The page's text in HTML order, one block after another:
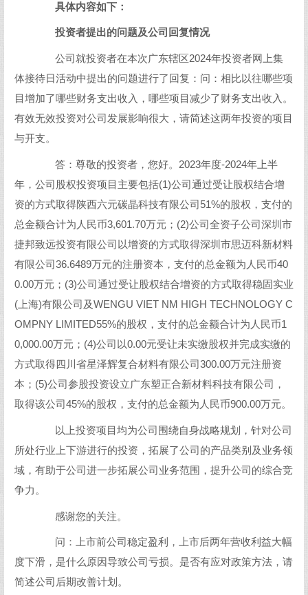
具体内容如下：
投资者提出的问题及公司回复情况
公司就投资者在本次广东辖区2024年投资者网上集
体接待日活动中提出的问题进行了回复：问：相比以往哪些项
目增加了哪些财务支出收入，哪些项目减少了财务支出收入。
有效无效投资对公司发展影响很大，请简述这两年投资的项目
与开支。
答：尊敬的投资者，您好。2023年度-2024年上半
年，公司股权投资项目主要包括(1)公司通过受让股权结合增
资的方式取得陕西六元碳晶科技有限公司51%的股权，支付的
总金额合计为人民币3,601.70万元；(2)公司全资子公司深圳市
捷邦致远投资有限公司以增资的方式取得深圳市思迈科新材料
有限公司36.6489万元的注册资本，支付的总金额为人民币40
0.00万元；(3)公司通过受让股权结合增资的方式取得稳固实业
(上海)有限公司及WENGU VIET NM HIGH TECHNOLOGY C
OMPNY LIMITED55%的股权，支付的总金额合计为人民币1
0,000.00万元；(4)公司以0.00元受让未实缴股权并完成实缴的
方式取得四川省星泽辉复合材料有限公司300.00万元注册资
本；(5)公司参股投资设立广东塑正合新材料科技有限公司，
取得该公司45%的股权，支付的总金额为人民币900.00万元。
以上投资项目均为公司围绕自身战略规划，针对公司
所处行业上下游进行的投资，拓展了公司的产品类别及业务领
域，有助于公司进一步拓展公司业务范围，提升公司的综合竞
争力。
感谢您的关注。
问：上市前公司稳定盈利，上市后两年营收利益大幅
度下滑，是什么原因导致公司亏损。是否有应对政策方法，请
简述公司后期改善计划。